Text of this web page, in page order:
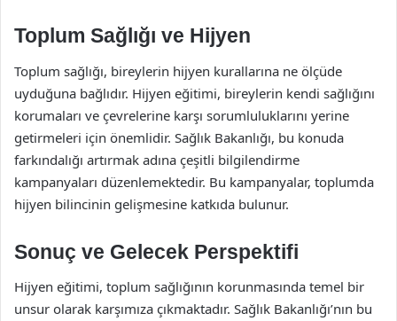
Toplum Sağlığı ve Hijyen
Toplum sağlığı, bireylerin hijyen kurallarına ne ölçüde
uyduğuna bağlıdır. Hijyen eğitimi, bireylerin kendi sağlığını
korumaları ve çevrelerine karşı sorumluluklarını yerine
getirmeleri için önemlidir. Sağlık Bakanlığı, bu konuda
farkındalığı artırmak adına çeşitli bilgilendirme
kampanyaları düzenlemektedir. Bu kampanyalar, toplumda
hijyen bilincinin gelişmesine katkıda bulunur.
Sonuç ve Gelecek Perspektifi
Hijyen eğitimi, toplum sağlığının korunmasında temel bir
unsur olarak karşımıza çıkmaktadır. Sağlık Bakanlığı’nın bu